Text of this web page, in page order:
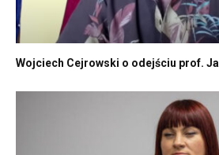
Wojciech Cejrowski o odejściu prof.